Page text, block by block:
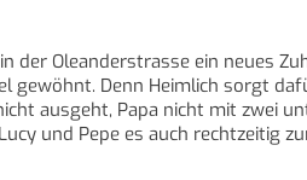
der Oleanderstrasse ein neues
gewöhnt. Denn Heimlich sorgt
ausgeht, Papa nicht mit zwei
und Pepe es auch rechtzeitig
aber die Bastelnachmittage